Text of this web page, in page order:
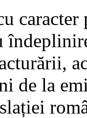
caracter
de la